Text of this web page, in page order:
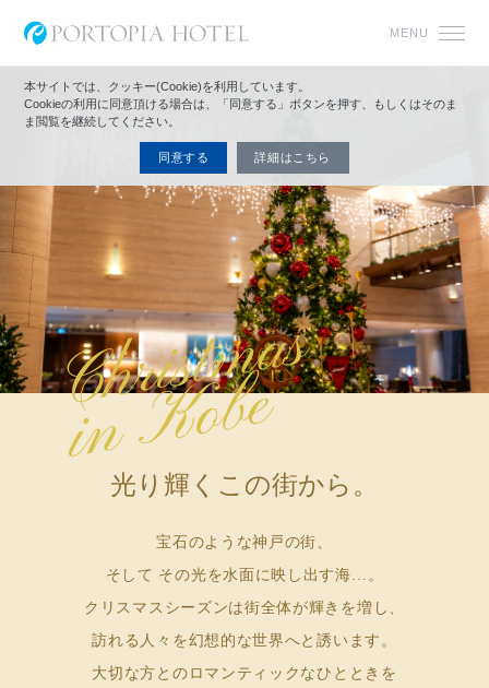
MENU
光り輝くこの街から 。
宝石のような神戸の街、
そして その光を水面に映し出す海…。
クリスマスシーズンは街全体が輝きを増し、
訪れる人々を幻想的な世界へと誘います。
大切な方とのロマンティックなひとときを
本サイトでは、クッキー(Cookie)を利用しています。
Cookieの利用に同意頂ける場合は、「同意する」ボタンを押す、もしくはそのま
ま閲覧を継続してください。
同意する 詳細はこちら